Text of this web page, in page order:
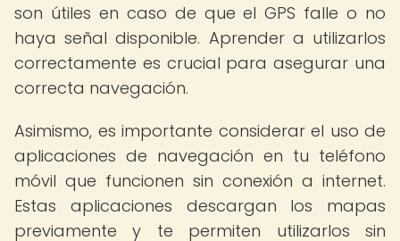
son útiles en caso de que el GPS falle o no
haya señal disponible. Aprender a utilizarlos
correctamente es crucial para asegurar una
correcta navegación.
Asimismo, es importante considerar el uso de
aplicaciones de navegación en tu teléfono
móvil que funcionen sin conexión a internet.
Estas aplicaciones descargan los mapas
previamente y te permiten utilizarlos sin